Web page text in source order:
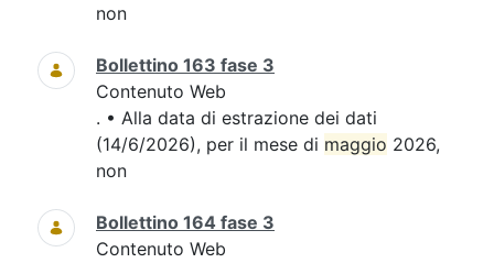
non
Bollettino 163 fase 3
Contenuto Web
. • Alla data di estrazione dei dati
(14/6/2026), per il mese di maggio 2026,
non
Bollettino 164 fase 3
Contenuto Web